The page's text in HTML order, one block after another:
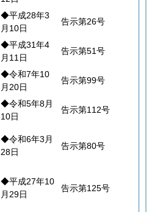
◆平成28年3
月10日
告示第26号
◆平成31年4
月11日
告示第51号
◆令和7年10
月20日
告示第99号
◆令和5年8月
10日
告示第112号
◆令和6年3月
28日
告示第80号
◆平成27年10
月29日
告示第125号